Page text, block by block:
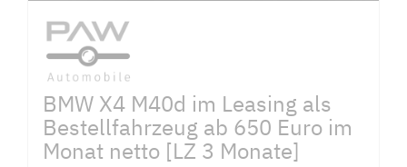
BMW X4 M40d im Leasing als
Bestellfahrzeug ab 650 Euro im
Monat netto [LZ 3 Monate]